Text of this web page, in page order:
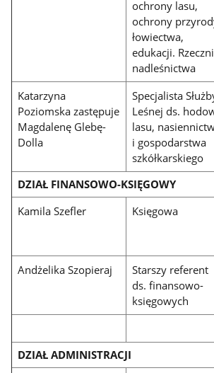
ochrony lasu,
ochrony
łowiectwa,
edukacji.
nadleśnictwa
Katarzyna
Poziomska zastępuje
Magdalenę Glebę-
Dolla
Specjalista
Leśnej ds.
lasu,
i gospodarstwa
szkółkarskiego
DZIAŁ FINANSOWO-KSIĘGOWY
Kamila Szefler
Księgowa
Andżelika Szopieraj
Starszy referent
ds. finansowo-
księgowych
DZIAŁ ADMINISTRACJI